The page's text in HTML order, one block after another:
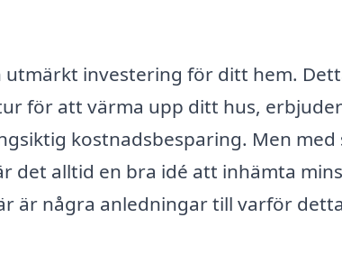
investering för ditt hem.
för att värma upp ditt hus, erbjuder
kostnadsbesparing. Men med
det alltid en bra idé att inhämta
är några anledningar till varför